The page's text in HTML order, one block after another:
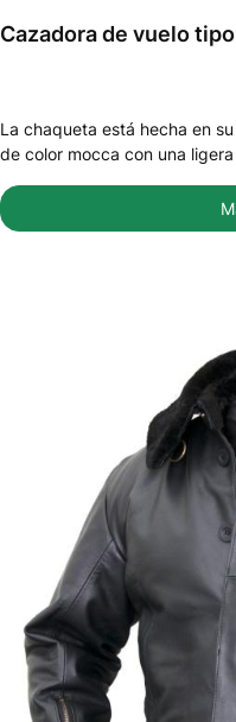
Cazadora de vuelo
La chaqueta está hecha en
de color mocca con una